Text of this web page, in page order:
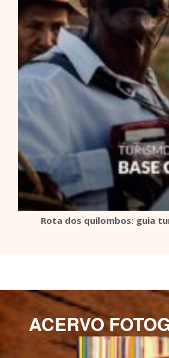
Rota dos quilombos: guia
ACERVO